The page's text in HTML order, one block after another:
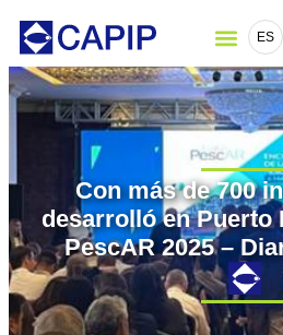
ES
Con más de 700
desarrolló en Puerto
PescAR 2025 –